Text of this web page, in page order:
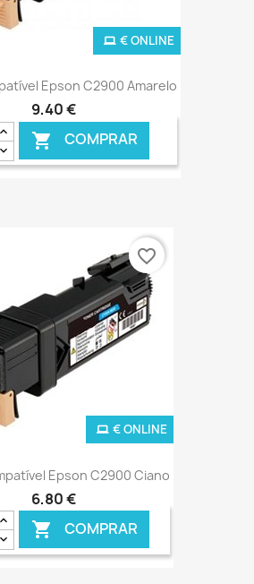
Epson C2900 Amarelo
9,40 €
 COMPRAR
€ ONLINE
Epson C2900 Ciano
6,80 €
 COMPRAR
€ ONLINE
favorite_border